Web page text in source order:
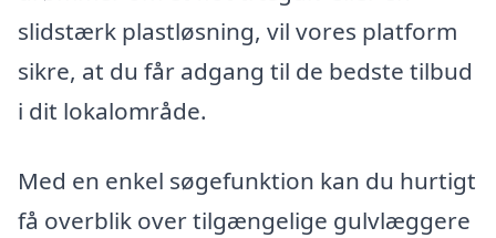
slidstærk plastløsning, vil vores platform
sikre, at du får adgang til de bedste tilbud
i dit lokalområde.
Med en enkel søgefunktion kan du hurtigt
få overblik over tilgængelige gulvlæggere